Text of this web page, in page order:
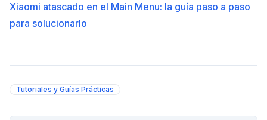
Xiaomi atascado en el Main Menu: la guía paso a paso
para solucionarlo
Tutoriales y Guías Prácticas